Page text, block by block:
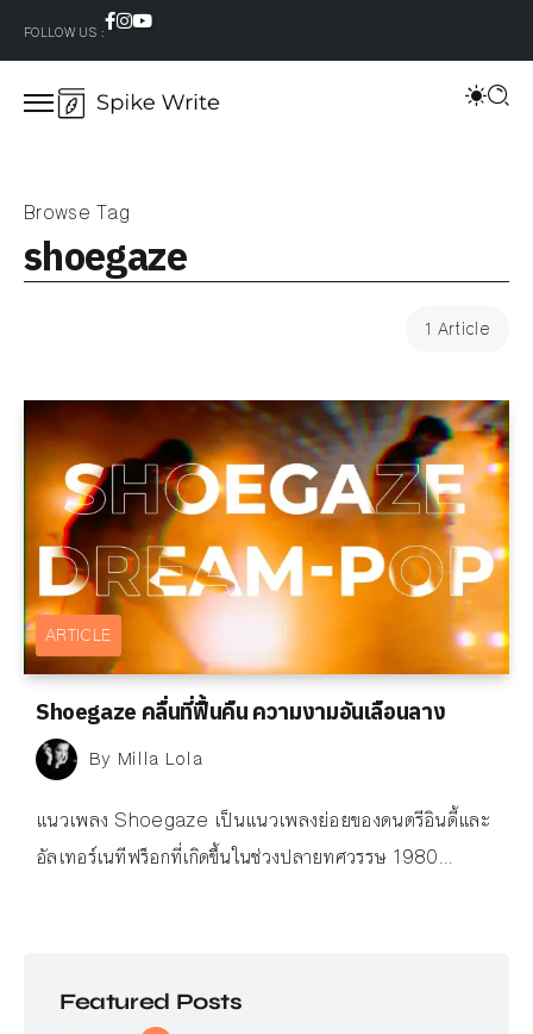
FOLLOW US :
Browse Tag
shoegaze
1 Article
ARTICLE
Shoegaze คลื่นที่ฟื้นคืน ความงามอันเลือนลาง
By Milla Lola
แนวเพลง Shoegaze เป็นแนวเพลงย่อยของดนตรีอินดี้และ
อัลเทอร์เนทีฟร็อกที่เกิดขึ้นในช่วงปลายทศวรรษ 1980...
Featured Posts